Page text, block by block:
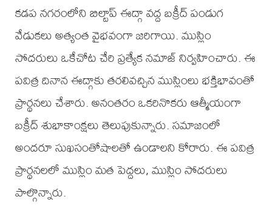
కడప నగరంలోని బిల్టాప్ ఈద్గా వద్ద బక్రీద్ పండుగ
వేడుకలు అత్యంత వైభవంగా జరిగాయి. ముస్లిం
సోదరులు ఒకేచోట చేరి ప్రత్యేక నమాజ్ నిర్వహించారు. ఈ
పవిత్ర దినాన ఈద్గాకు తరలివచ్చిన ముస్లింలు భక్తిభావంతో
ప్రార్థనలు చేశారు. అనంతరం ఒకరినొకరు ఆత్మీయంగా
బక్రీద్ శుభాకాంక్షలు తెలుపుకున్నారు. సమాజంలో
అందరూ సుఖసంతోషాలతో ఉండాలని కోరారు. ఈ పవిత్ర
ప్రార్థనలలో ముస్లిం మత పెద్దలు, ముస్లిం సోదరులు
పాల్గొన్నారు.